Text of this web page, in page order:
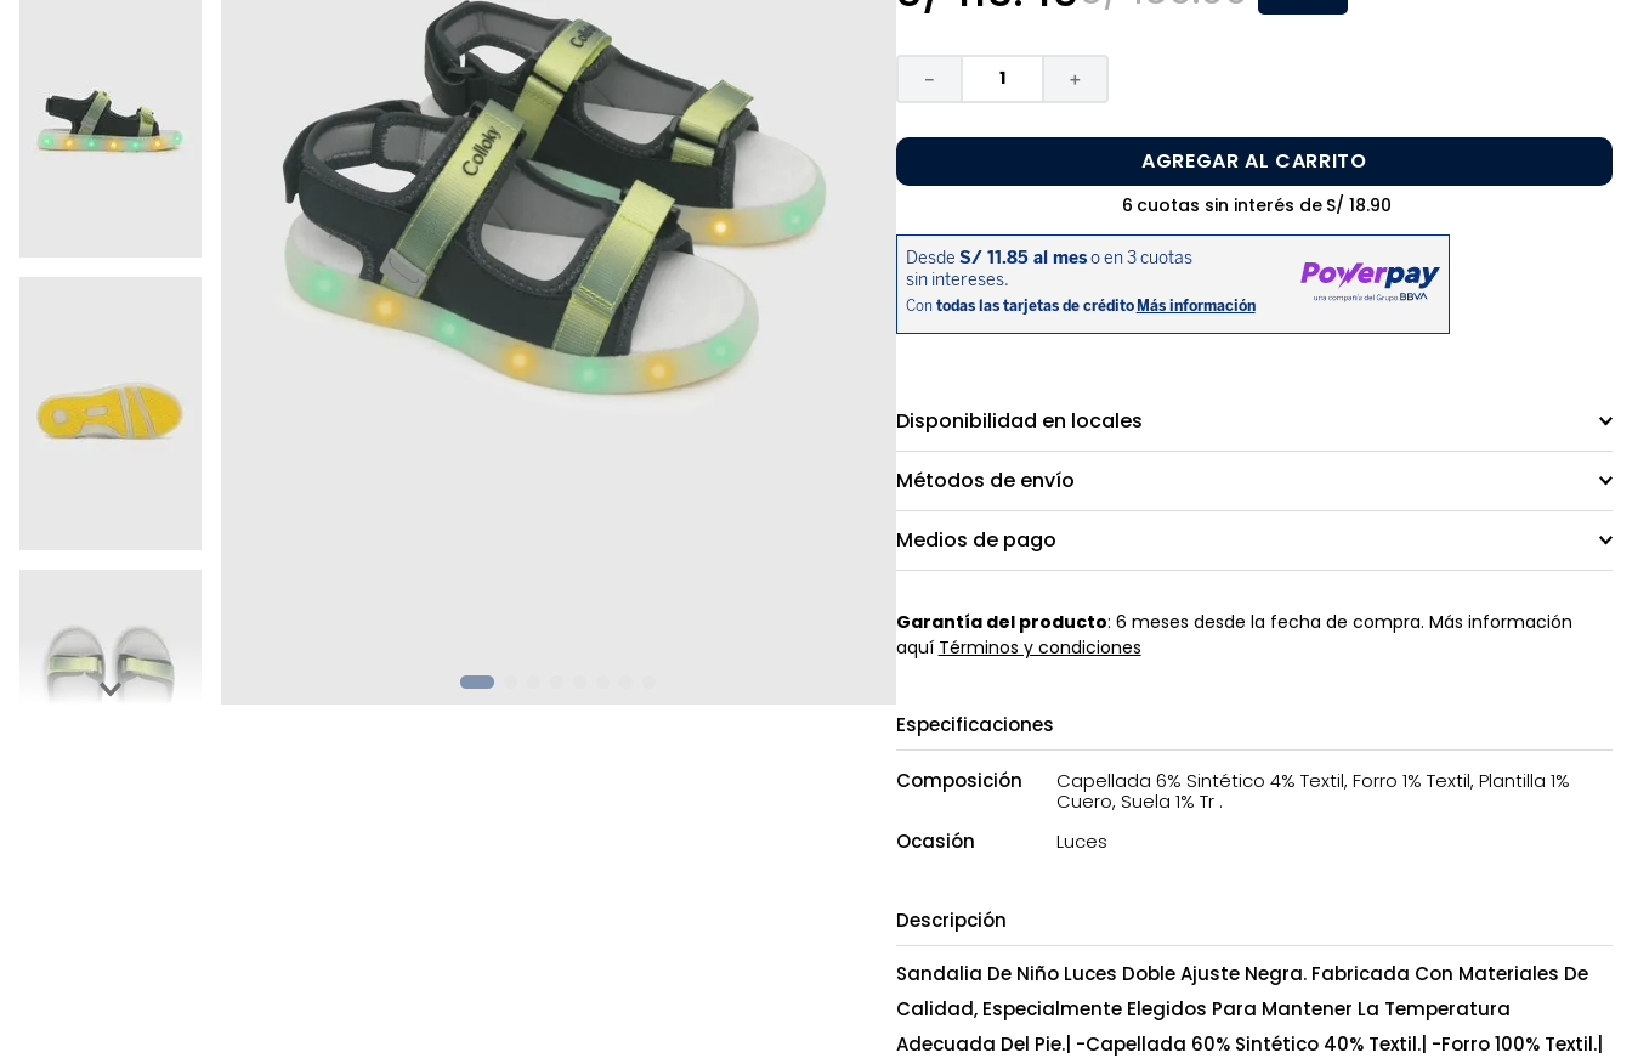
＋
－
AGREGAR AL CARRITO
6 cuotas sin interés de S/ 18.90
Disponibilidad en locales
Métodos de envío
Medios de pago
Garantía del producto: 6 meses desde la fecha de compra. Más información
aquí Términos y condiciones
Especificaciones
Composición
Capellada 6% Sintético 4% Textil, Forro 1% Textil, Plantilla 1%
Cuero, Suela 1% Tr .
Ocasión
Luces
Descripción
Sandalia De Niño Luces Doble Ajuste Negra. Fabricada Con Materiales De
Calidad, Especialmente Elegidos Para Mantener La Temperatura
Adecuada Del Pie.| -Capellada 60% Sintético 40% Textil.| -Forro 100% Textil.|